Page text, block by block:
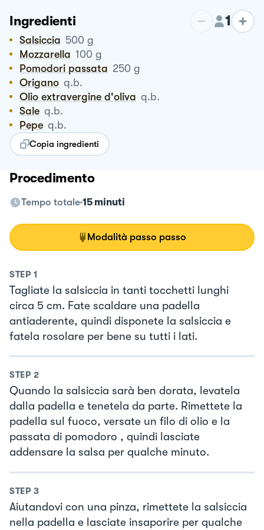
Ingredienti 1
Salsiccia 500 g
Mozzarella 100 g
Pomodori passata 250 g
Origano q.b.
Olio extravergine d'oliva q.b.
Sale q.b.
Pepe q.b.
Copia ingredienti
Procedimento
Tempo totale 15 minuti
Modalità passo passo
STEP 1
Tagliate la salsiccia in tanti tocchetti lunghi
circa 5 cm. Fate scaldare una padella
antiaderente, quindi disponete la salsiccia e
fatela rosolare per bene su tutti i lati.
STEP 2
Quando la salsiccia sarà ben dorata, levatela
dalla padella e tenetela da parte. Rimettete la
padella sul fuoco, versate un filo di olio e la
passata di pomodoro , quindi lasciate
addensare la salsa per qualche minuto.
STEP 3
Aiutandovi con una pinza, rimettete la salsiccia
nella padella e lasciate insaporire per qualche